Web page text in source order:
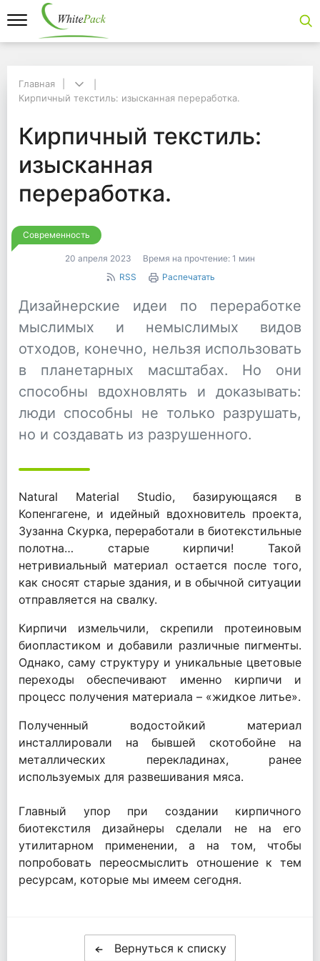
Кирпичный текстиль: изысканная переработка.
Кирпичный
Главная
Кирпичный текстиль: изысканная переработка.
Кирпичный текстиль:
изысканная
переработка.
Современность
20 апреля 2023 Время на прочтение: 1 мин
RSS
Распечатать
Дизайнерские идеи по переработке
мыслимых и немыслимых видов
отходов, конечно, нельзя использовать
в планетарных масштабах. Но они
способны вдохновлять и доказывать:
люди способны не только разрушать,
но и создавать из разрушенного.
Natural Material Studio, базирующаяся в
Копенгагене, и идейный вдохновитель проекта,
Зузанна Скурка, переработали в биотекстильные
полотна… старые кирпичи! Такой
нетривиальный материал остается после того,
как сносят старые здания, и в обычной ситуации
отправляется на свалку.
Кирпичи измельчили, скрепили протеиновым
биопластиком и добавили различные пигменты.
Однако, саму структуру и уникальные цветовые
переходы обеспечивают именно кирпичи и
процесс получения материала – «жидкое литье».
Полученный водостойкий материал
инсталлировали на бывшей скотобойне на
металлических перекладинах, ранее
используемых для развешивания мяса.
Главный упор при создании кирпичного
биотекстиля дизайнеры сделали не на его
утилитарном применении, а на том, чтобы
попробовать переосмыслить отношение к тем
ресурсам, которые мы имеем сегодня.
Вернуться к списку